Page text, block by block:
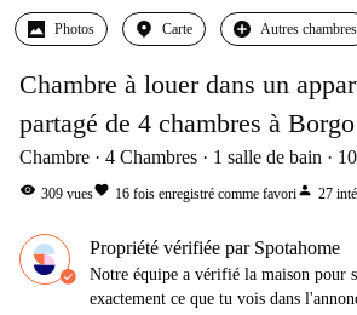
Photos Carte Autres chambres
Chambre à louer dans un
partagé de 4 chambres à
Chambre 4 Chambres 1 salle de bain
visibility 309 vuesfavorite 16 fois enregistré comme favoriperson 27
Propriété vérifiée par Spotahome
Notre équipe a vérifié la maison pour
exactement ce que tu vois dans